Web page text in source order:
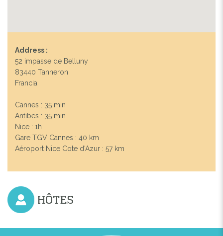
Address :
52 impasse de Belluny
83440 Tanneron
Francia
Cannes : 35 min
Antibes : 35 min
Nice : 1h
Gare TGV Cannes : 40 km
Aéroport Nice Cote d'Azur : 57 km
HÔTES